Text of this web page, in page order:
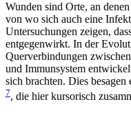
Wunden sind Orte, an
von wo sich auch eine
Untersuchungen zeigen,
entgegenwirkt. In der
Querverbindungen
und Immunsystem
sich brachten. Dies
7, die hier kursorisch